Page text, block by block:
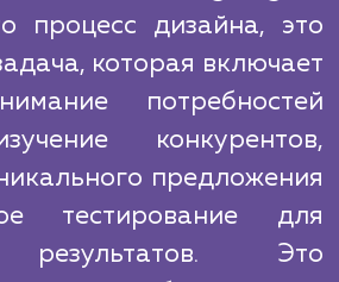
который отражает
вам выделиться на рынке.
проекта мы
Page, чтобы убедиться,
техническим
на всех